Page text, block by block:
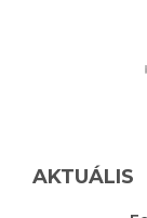
AKTUÁLIS